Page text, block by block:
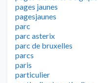
pages jaunes
pagesjaunes
parc
parc asterix
parc de bruxelles
parcs
paris
particulier